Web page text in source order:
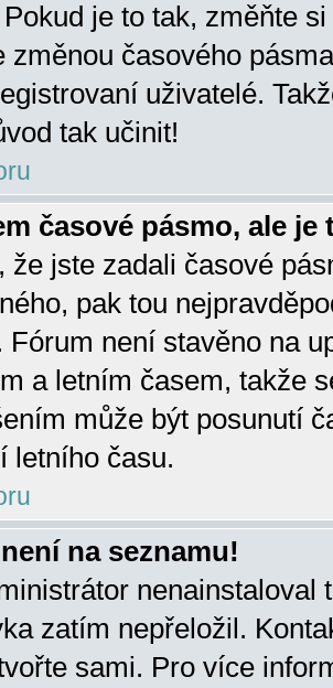
je to tak, změňte
změnou časového
uživatelé.
tak učinit!
časové pásmo, ale je
že jste zadali časové
pak tou
Fórum není stavěno na
a letním časem, takže
může být posunutí
letního času.
na seznamu!
nenainstaloval
zatím nepřeložil.
sami. Pro více